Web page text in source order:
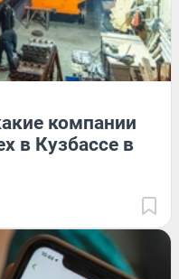
компании
в Кузбассе в